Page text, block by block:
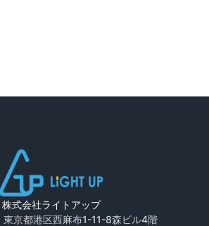
株式会社ライトアップ
東京都港区西麻布1-11-8森ビル4階